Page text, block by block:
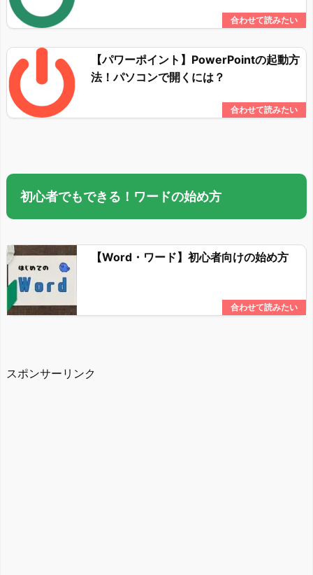
【パワーポイント】PowerPointの起動方
法！パソコンで開くには？
初心者でもできる！ワードの始め方
【Word・ワード】初心者向けの始め方
スポンサーリンク